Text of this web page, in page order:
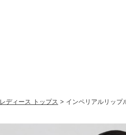
レディース トップス > インペリアルリップ